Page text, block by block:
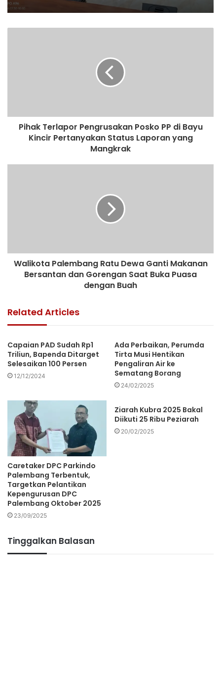
Pihak Terlapor Pengrusakan Posko PP di Bayu
Kincir Pertanyakan Status Laporan yang
Mangkrak
Walikota Palembang Ratu Dewa Ganti Makanan
Bersantan dan Gorengan Saat Buka Puasa
dengan Buah
Related Articles
Capaian PAD Sudah Rp1
Triliun, Bapenda Ditarget
Selesaikan 100 Persen
12/12/2024
Ada Perbaikan, Perumda
Tirta Musi Hentikan
Pengaliran Air ke
Sematang Borang
24/02/2025
Caretaker DPC Parkindo
Palembang Terbentuk,
Targetkan Pelantikan
Kepengurusan DPC
Palembang Oktober 2025
23/09/2025
Ziarah Kubra 2025 Bakal
Diikuti 25 Ribu Peziarah
20/02/2025
Tinggalkan Balasan